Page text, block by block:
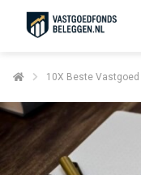
10X Beste